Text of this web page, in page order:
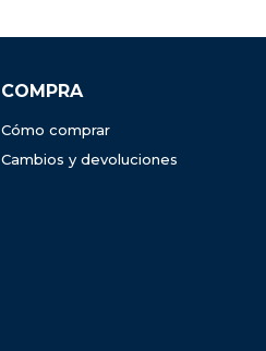
COMPRA
Cómo comprar
Cambios y devoluciones